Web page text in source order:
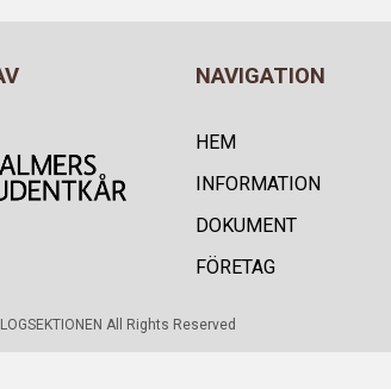
NAVIGATION
HEM
INFORMATION
DOKUMENT
FÖRETAG
All Rights Reserved